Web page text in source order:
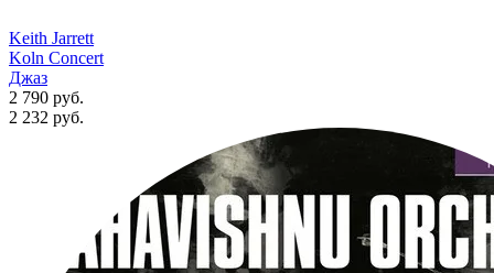
Keith Jarrett
Koln Concert
Джаз
2 790 руб.
2 232 руб.